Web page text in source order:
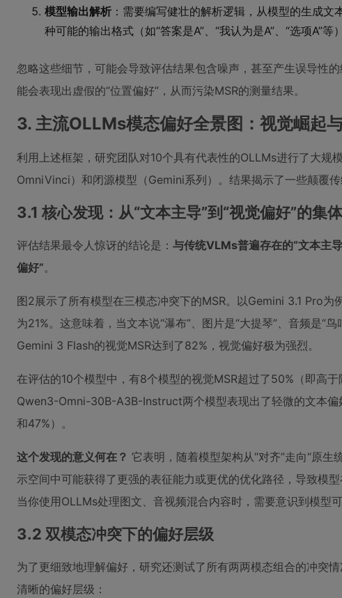
模型输出解析 ：需要编写健壮的解析逻辑，从模型的生成
种可能的输出格式（如“答案是A”、“我认为是A”、“选项A”等）
忽略这些细节，可能会导致评估结果包含噪声，甚至产生误导性
能会表现出虚假的“位置偏好”，从而污染MSR的测量结果。
3. 主流OLLMs模态偏好全景图：视觉崛起
利用上述框架，研究团队对10个具有代表性的OLLMs进行了大
OmniVinci）和闭源模型（Gemini系列）。结果揭示了一些颠覆传
3.1 核心发现：从“文本主导”到“视觉偏好”的集
评估结果最令人惊讶的结论是： 与传统VLMs普遍存在的“文本主
偏好”。
图2展示了所有模型在三模态冲突下的MSR。以Gemini 3.1 Pro
为21%。这意味着，当文本说“瀑布”、图片是“大提琴”、音频是“
Gemini 3 Flash的视觉MSR达到了82%，视觉偏好极为强烈。
在评估的10个模型中，有8个模型的视觉MSR超过了50%（即高
Qwen3-Omni-30B-A3B-Instruct两个模型表现出了轻微的文本
和47%）。
这个发现的意义何在？ 它表明，随着模型架构从“对齐”走向“原
示空间中可能获得了更强的表征能力或更优的优化路径，导致模
当你使用OLLMs处理图文、音视频混合内容时，需要意识到模型
3.2 双模态冲突下的偏好层级
为了更细致地理解偏好，研究还测试了所有两两模态组合的冲突
清晰的偏好层级：